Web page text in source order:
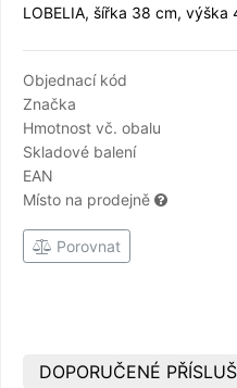
LOBELIA, šířka 38 cm, výška
Objednací kód
Značka
Hmotnost vč. obalu
Skladové balení
EAN
Místo na prodejně
Porovnat
DOPORUČENÉ